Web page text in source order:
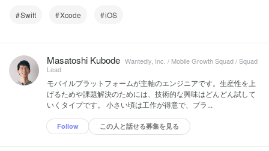
Swift Xcode iOS
Masatoshi Kubode Wantedly, Inc. / Mobile Growth Squad / Squad
Lead
モバイルプラットフォームが主軸のエンジニアです。生産性を上
げるためや課題解決のためには、技術的な興味はどんどん試して
いくタイプです。 小さい頃は工作が得意で、プラ...
Follow この人と話せる募集を見る